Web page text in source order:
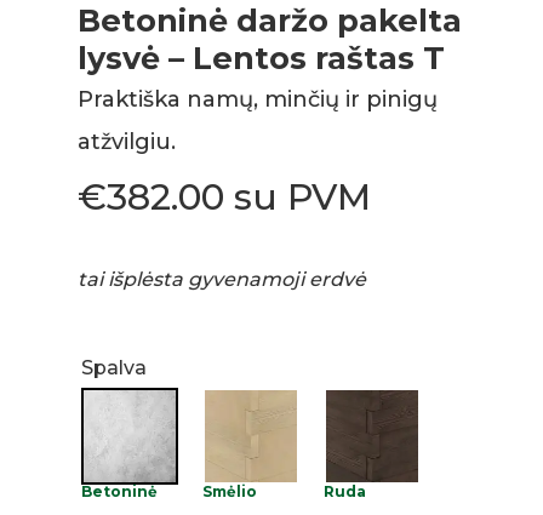
Betoninė daržo pakelta
lysvė – Lentos raštas T
Praktiška namų, minčių ir pinigų
atžvilgiu.
€382.00 su PVM
tai išplėsta gyvenamoji erdvė
Spalva
Betoninė Smėlio Ruda